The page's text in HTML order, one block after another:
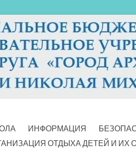
ИНФОРМАЦИЯ
ОТДЫХА ДЕТЕЙ И ИХ